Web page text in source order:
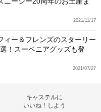
2021/11/17
ィー＆フレンズのスターリー
！スーベニアグッズも登
2021/07/27
キャステルに
いいね！しよう